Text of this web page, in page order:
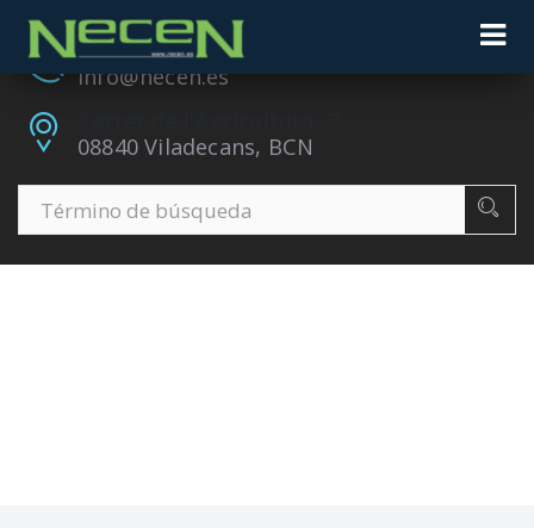
+34 932 433 200
info@necen.es
08840 Viladecans, BCN